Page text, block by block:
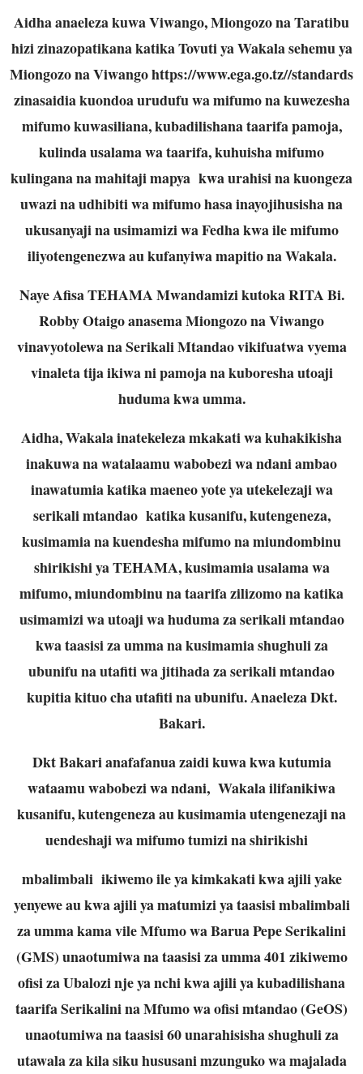
Aidha anaeleza kuwa Viwango, Miongozo na Taratibu
hizi zinazopatikana katika Tovuti ya Wakala sehemu ya
Miongozo na Viwangohttps://www.ega.go.tz//standards
zinasaidia kuondoa urudufu wa mifumo na kuwezesha
mifumo kuwasiliana, kubadilishana taarifa pamoja,
kulinda usalama wa taarifa, kuhuisha mifumo
kulingana na mahitaji mapya kwa urahisi na kuongeza
uwazi na udhibiti wa mifumo hasa inayojihusisha na
ukusanyaji na usimamizi wa Fedha kwa ile mifumo
iliyotengenezwa au kufanyiwa mapitio na Wakala.
Naye Afisa TEHAMA Mwandamizi kutoka RITA Bi.
Robby Otaigo anasema Miongozo na Viwango
vinavyotolewa na Serikali Mtandao vikifuatwa vyema
vinaleta tija ikiwa ni pamoja na kuboresha utoaji
huduma kwa umma.
Aidha, Wakala inatekeleza mkakati wa kuhakikisha
inakuwa na watalaamu wabobezi wa ndani ambao
inawatumia katika maeneo yote ya utekelezaji wa
serikali mtandao katika kusanifu, kutengeneza,
kusimamia na kuendesha mifumo na miundombinu
shirikishi ya TEHAMA, kusimamia usalama wa
mifumo, miundombinu na taarifa zilizomo na katika
usimamizi wa utoaji wa huduma za serikali mtandao
kwa taasisi za umma na kusimamia shughuli za
ubunifu na utafiti wa jitihada za serikali mtandao
kupitia kituo cha utafiti na ubunifu. Anaeleza Dkt.
Bakari.
Dkt Bakari anafafanua zaidi kuwa kwa kutumia
wataamu wabobezi wa ndani, Wakala ilifanikiwa
kusanifu, kutengeneza au kusimamia utengenezaji na
uendeshaji wa mifumo tumizi na shirikishi
mbalimbali ikiwemo ile ya kimkakati kwa ajili yake
yenyewe au kwa ajili ya matumizi ya taasisi mbalimbali
za umma kama vile Mfumo wa Barua Pepe Serikalini
(GMS) unaotumiwa na taasisi za umma 401 zikiwemo
ofisi za Ubalozi nje ya nchi kwa ajili ya kubadilishana
taarifa Serikalini na Mfumo wa ofisi mtandao (GeOS)
unaotumiwa na taasisi 60 unarahisisha shughuli za
utawala za kila siku hususani mzunguko wa majalada